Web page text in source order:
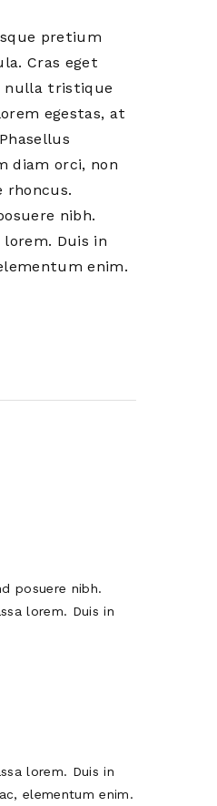
pretium
Cras eget
nulla tristique
egestas, at
diam orci, non
nibh.
Duis in
enim.
posuere nibh.
lorem. Duis in
lorem. Duis in
elementum enim.